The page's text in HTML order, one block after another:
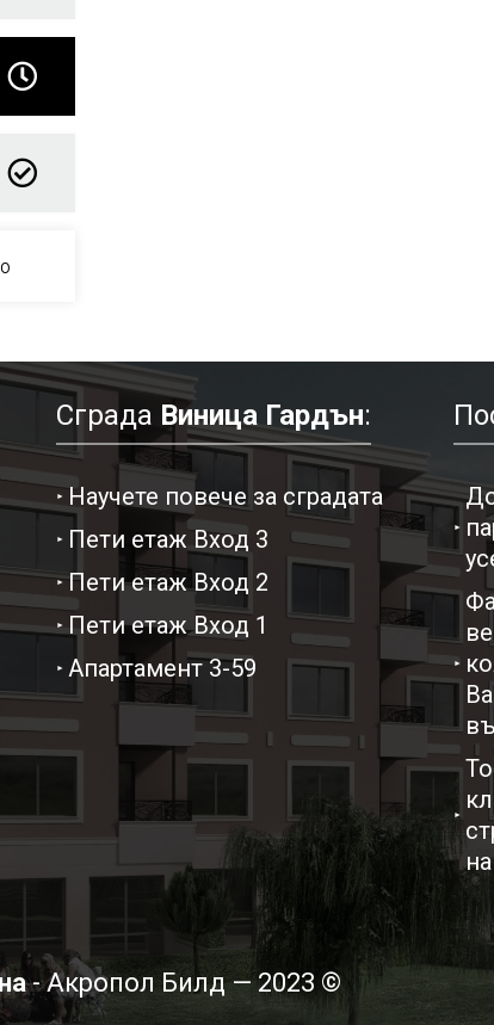
Сграда Виница Гардън:
Научете повече за сградата
Пети етаж Вход 3
Пети етаж Вход 2
Пети етаж Вход 1
Апартамент 3-59
- Акропол Билд — 2023 ©